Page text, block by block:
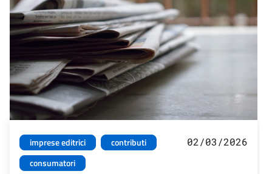
imprese editrici
contributi
consumatori
02/03/2026